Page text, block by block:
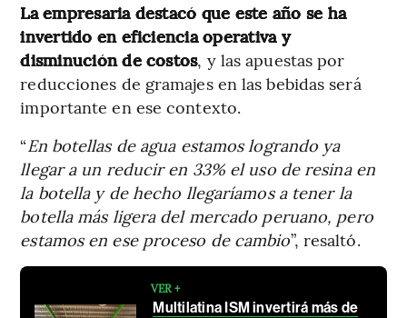
La empresaria destacó que este año se ha
invertido en eficiencia operativa y
disminución de costos, y las apuestas por
reducciones de gramajes en las bebidas será
importante en ese contexto.
“En botellas de agua estamos logrando ya
llegar a un reducir en 33% el uso de resina en
la botella y de hecho llegaríamos a tener la
botella más ligera del mercado peruano, pero
estamos en ese proceso de cambio”, resaltó.
VER +
Multilatina ISM invertirá más de